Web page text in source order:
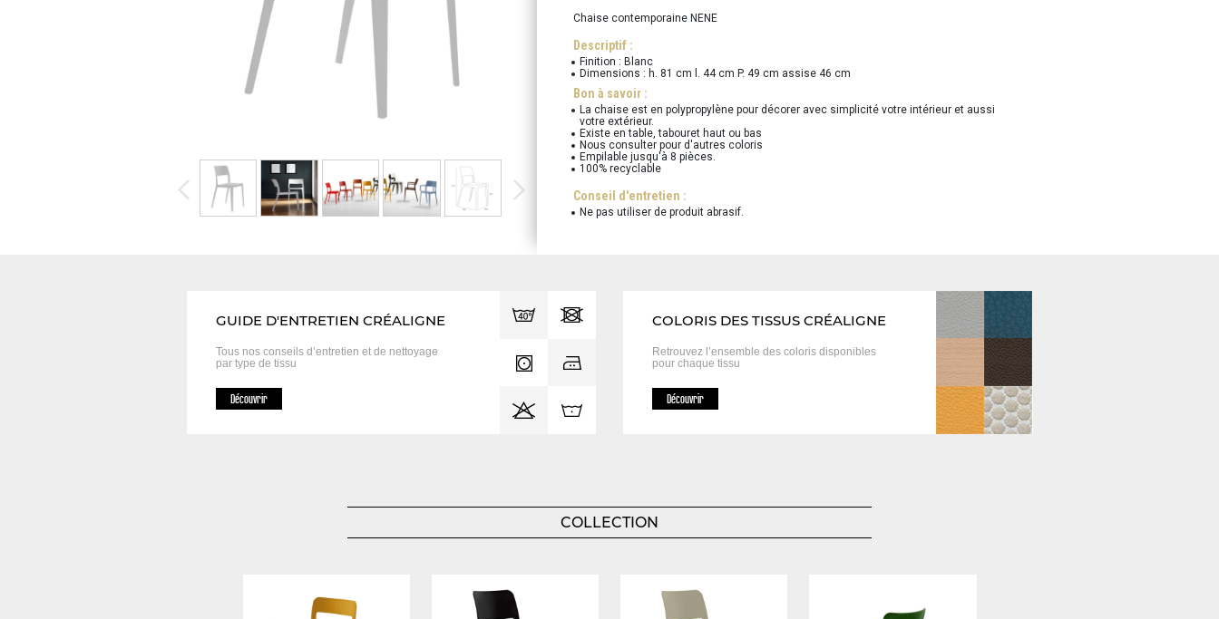
Chaise contemporaine NENE
Descriptif :
Finition : Blanc
Dimensions : h. 81 cm l. 44 cm P. 49 cm assise 46 cm
Bon à savoir :
La chaise est en polypropylène pour décorer avec simplicité votre intérieur et aussi
votre extérieur.
Existe en table, tabouret haut ou bas
Nous consulter pour d'autres coloris
Empilable jusqu'à 8 pièces.
100% recyclable
Conseil d'entretien :
Ne pas utiliser de produit abrasif.
GUIDE D'ENTRETIEN CRÉALIGNE
Tous nos conseils d’entretien et de nettoyage
par type de tissu
Découvrir
COLORIS DES TISSUS CRÉALIGNE
Retrouvez l’ensemble des coloris disponibles
pour chaque tissu
Découvrir
COLLECTION